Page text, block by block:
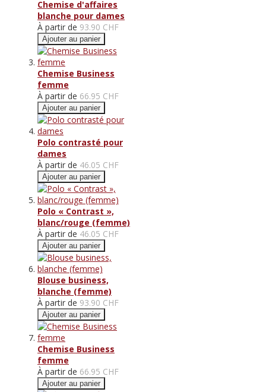
Chemise d'affaires
blanche pour dames
À partir de 93.90 CHF
Ajouter au panier
Chemise Business
femme
À partir de 66.95 CHF
Ajouter au panier
Polo contrasté pour
dames
À partir de 46.05 CHF
Ajouter au panier
Polo « Contrast »,
blanc/rouge (femme)
À partir de 46.05 CHF
Ajouter au panier
Blouse business,
blanche (femme)
À partir de 93.90 CHF
Ajouter au panier
Chemise Business
femme
À partir de 66.95 CHF
Ajouter au panier